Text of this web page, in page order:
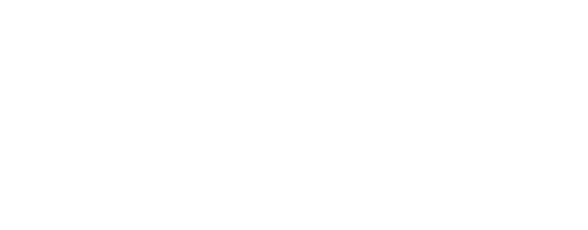
Machine à colle continue 341 :